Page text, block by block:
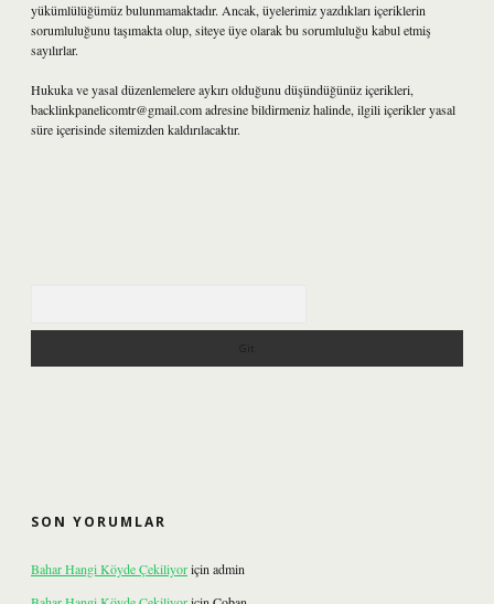
yükümlülüğümüz bulunmamaktadır. Ancak, üyelerimiz yazdıkları içeriklerin
sorumluluğunu taşımakta olup, siteye üye olarak bu sorumluluğu kabul etmiş
sayılırlar.
Hukuka ve yasal düzenlemelere aykırı olduğunu düşündüğünüz içerikleri,
backlinkpanelicomtr@gmail.comadresine bildirmeniz halinde, ilgili içerikler yasal
süre içerisinde sitemizden kaldırılacaktır.
SON YORUMLAR
Bahar Hangi Köyde Çekiliyoriçin admin